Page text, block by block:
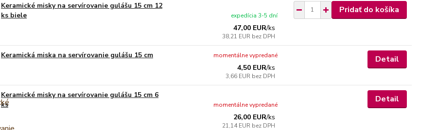
Keramické misky na servírovanie gulášu 15 cm 12
ks biele
47,00 EUR/ks
38,21 EUR bez DPH
expedícia 3-5 dní
Pridať do košíka
Keramická miska na servírovanie gulášu 15 cm
4,50 EUR/ks
3,66 EUR bez DPH
momentálne vypredané Detail
Keramické misky na servírovanie gulášu 15 cm 6
ks
26,00 EUR/ks
21,14 EUR bez DPH
momentálne vypredané
Detail